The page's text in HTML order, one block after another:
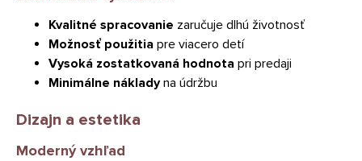
Kvalitné spracovanie zaručuje dlhú životnosť
Možnosť použitia pre viacero detí
Vysoká zostatkovaná hodnota pri predaji
Minimálne náklady na údržbu
Dizajn a estetika
Moderný vzhľad